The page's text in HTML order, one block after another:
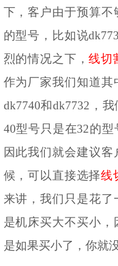
下，客户由于预算不
的型号，比如说
烈的情况之下，线切
作为厂家我们知道
dk7740和dk7732，
40型号只是在32的型
因此我们就会建议
候，可以直接选择线
来讲，我们只是花了
是机床买大不买小，
是如果买小了，你就